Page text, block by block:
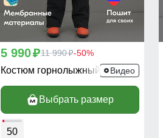
5 990p11 990p-50%
Костюм горнолыжный 394B
Видео
Выбрать размер
50